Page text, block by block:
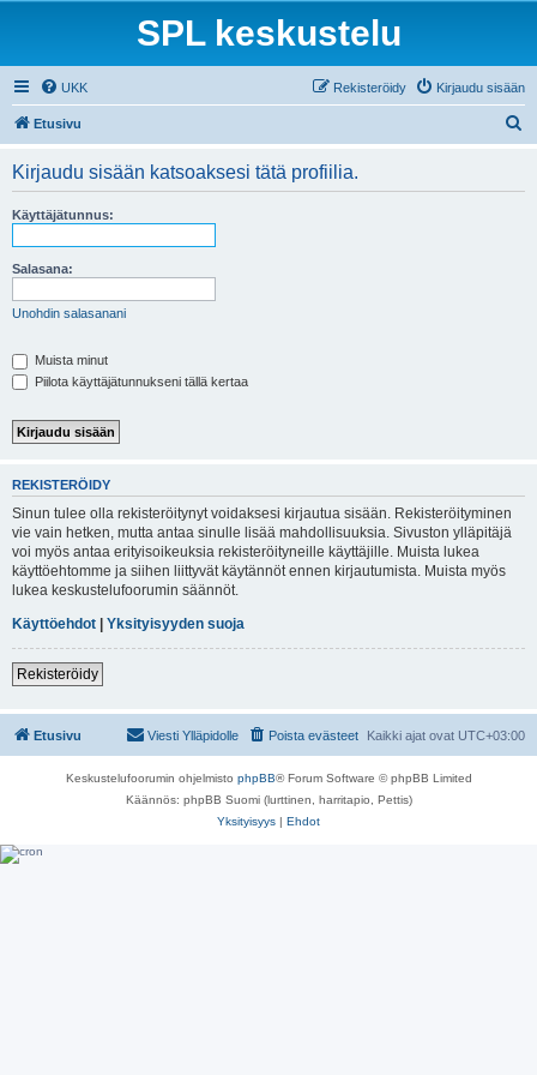
SPL keskustelu
UKK Kirjaudu sisään
Rekisteröidy
Etusivu
Kirjaudu sisään katsoaksesi tätä profiilia.
Käyttäjätunnus:
Salasana:
Unohdin salasanani
Muista minut
Piilota käyttäjätunnukseni tällä kertaa
REKISTERÖIDY
Sinun tulee olla rekisteröitynyt voidaksesi kirjautua sisään. Rekisteröityminen
vie vain hetken, mutta antaa sinulle lisää mahdollisuuksia. Sivuston ylläpitäjä
voi myös antaa erityisoikeuksia rekisteröityneille käyttäjille. Muista lukea
käyttöehtomme ja siihen liittyvät käytännöt ennen kirjautumista. Muista myös
lukea keskustelufoorumin säännöt.
Käyttöehdot | Yksityisyyden suoja
Rekisteröidy
Etusivu Kaikki ajat ovat UTC+03:00
Poista evästeet
Viesti Ylläpidolle
Keskustelufoorumin ohjelmisto phpBB® Forum Software © phpBB Limited
Käännös: phpBB Suomi (lurttinen, harritapio, Pettis)
Yksityisyys | Ehdot